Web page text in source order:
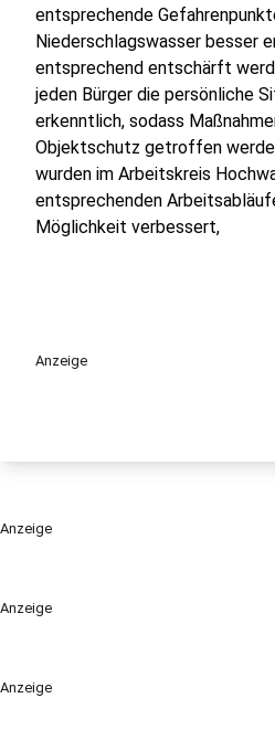
Anzeige
Anzeige
entsprechende
Niederschlagswasser besser
entsprechend entschärft
jeden Bürger die persönliche
erkenntlich, sodass
Objektschutz getroffen
wurden im Arbeitskreis
entsprechenden
Möglichkeit verbessert,
Anzeige
Anzeige